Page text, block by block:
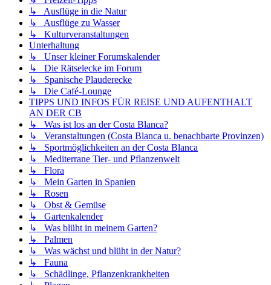
↳ Ausflüge in die Natur
↳ Ausflüge zu Wasser
↳ Kulturveranstaltungen
Unterhaltung
↳ Unser kleiner Forumskalender
↳ Die Rätselecke im Forum
↳ Spanische Plauderecke
↳ Die Café-Lounge
TIPPS UND INFOS FÜR REISE UND AUFENTHALT
AN DER CB
↳ Was ist los an der Costa Blanca?
↳ Veranstaltungen (Costa Blanca u. benachbarte Provinzen)
↳ Sportmöglichkeiten an der Costa Blanca
↳ Mediterrane Tier- und Pflanzenwelt
↳ Flora
↳ Mein Garten in Spanien
↳ Rosen
↳ Obst & Gemüse
↳ Gartenkalender
↳ Was blüht in meinem Garten?
↳ Palmen
↳ Was wächst und blüht in der Natur?
↳ Fauna
↳ Schädlinge, Pflanzenkrankheiten